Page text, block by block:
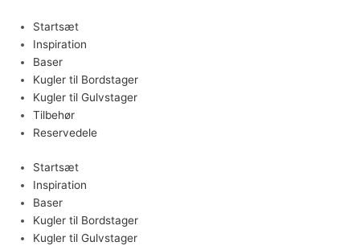
indholdet
Startsæt
Inspiration
Baser
Kugler til Bordstager
Kugler til Gulvstager
Tilbehør
Reservedele
Startsæt
Inspiration
Baser
Kugler til Bordstager
Kugler til Gulvstager
knust
glaskugle
antal